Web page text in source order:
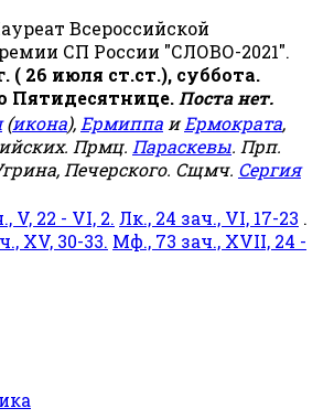
Всероссийской
СП России "СЛОВО-2021".
( 26 июля ст.ст.), суббота.
Пятидесятнице. Поста нет.
(икона), Ермиппа иЕрмократа,
Прмц. Параскевы. Прп.
Печерского. Сщмч. Сергия
V, 22 - VI, 2. Лк., 24 зач., VI, 17-23 .
XV, 30-33. Мф., 73 зач., XVII, 24 -